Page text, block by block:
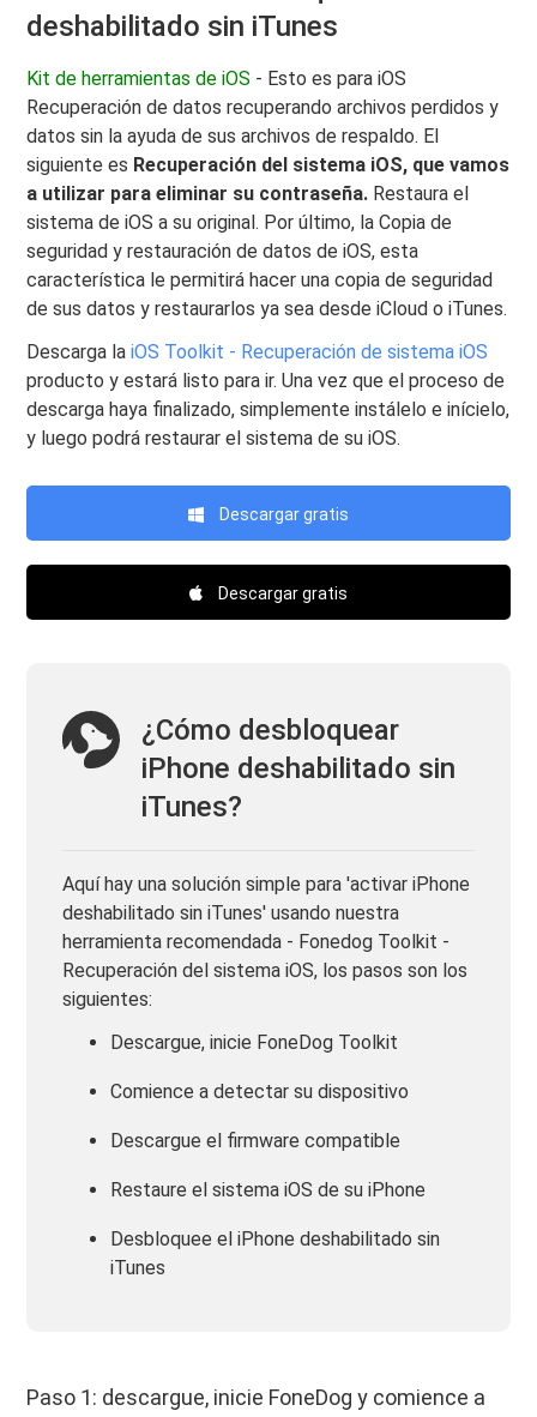
deshabilitado sin iTunes
Kit de herramientas de iOS - Esto es para iOS
Recuperación de datos recuperando archivos perdidos y
datos sin la ayuda de sus archivos de respaldo. El
siguiente es Recuperación del sistema iOS, que vamos
a utilizar para eliminar su contraseña. Restaura el
sistema de iOS a su original. Por último, la Copia de
seguridad y restauración de datos de iOS, esta
característica le permitirá hacer una copia de seguridad
de sus datos y restaurarlos ya sea desde iCloud o iTunes.
Descarga laiOS Toolkit - Recuperación de sistema iOS
producto y estará listo para ir. Una vez que el proceso de
descarga haya finalizado, simplemente instálelo e inícielo,
y luego podrá restaurar el sistema de su iOS.
Descargar gratis
Descargar gratis
¿Cómo desbloquear
iPhone deshabilitado sin
iTunes?
Aquí hay una solución simple para 'activar iPhone
deshabilitado sin iTunes' usando nuestra
herramienta recomendada - Fonedog Toolkit -
Recuperación del sistema iOS, los pasos son los
siguientes:
Descargue, inicie FoneDog Toolkit
Comience a detectar su dispositivo
Descargue el firmware compatible
Restaure el sistema iOS de su iPhone
Desbloquee el iPhone deshabilitado sin
iTunes
Paso 1: descargue, inicie FoneDog y comience a